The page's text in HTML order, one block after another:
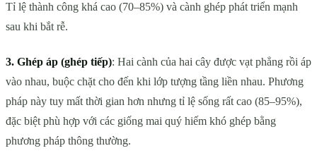
Tỉ lệ thành công khá cao (70–85%) và cành ghép phát triển mạnh
sau khi bắt rễ.
3. Ghép áp (ghép tiếp): Hai cành của hai cây được vạt phẳng rồi áp
vào nhau, buộc chặt cho đến khi lớp tượng tầng liền nhau. Phương
pháp này tuy mất thời gian hơn nhưng tỉ lệ sống rất cao (85–95%),
đặc biệt phù hợp với các giống mai quý hiếm khó ghép bằng
phương pháp thông thường.